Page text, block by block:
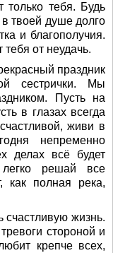
только тебя. Будь
твоей душе долго
и благополучия.
тебя от неудачь.
праздник
сестрички. Мы
Пусть на
в глазах всегда
живи в
непременно
делах всё будет
решай все
как полная река,
счастливую жизнь.
стороной и
крепче всех,